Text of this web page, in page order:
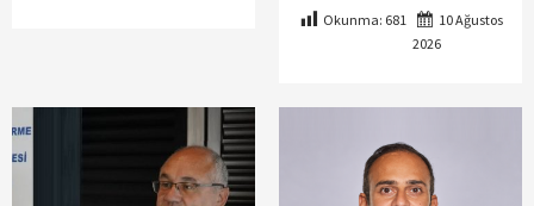
Okunma: 681
10 Ağustos
2026